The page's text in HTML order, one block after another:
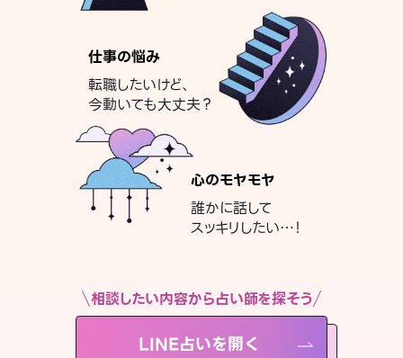
仕事の悩み
転職したいけど、
今動いても大丈夫？
心のモヤモヤ
誰かに話して
スッキリしたい…！
相談したい内容から占い師を探そう
LINE占いを開く